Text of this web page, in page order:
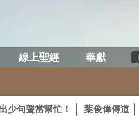
線上聖經 奉獻
少句聲當幫忙！
葉俊偉傳道